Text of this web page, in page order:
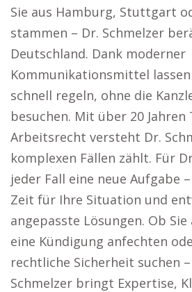
Sie aus Hamburg, Stuttgart
stammen – Dr. Schmelzer
Deutschland. Dank moderner
Kommunikationsmittel
schnell regeln, ohne die
besuchen. Mit über 20
Arbeitsrecht versteht Dr.
komplexen Fällen zählt. Für
jeder Fall eine neue Aufgabe
Zeit für Ihre Situation und
angepasste Lösungen. Ob
eine Kündigung anfechten
rechtliche Sicherheit suchen
Schmelzer bringt Expertise,